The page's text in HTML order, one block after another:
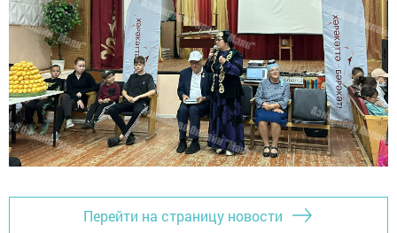
Перейти на страницу новости